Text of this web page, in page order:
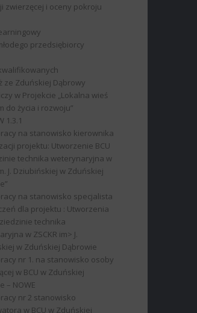
zwierzęcej i oceny pokroju
przedsiębiorcy
ze Zduńskiej Dąbrowy
w Projekcie „Lokalna wieś
do życia i rozwoju”
1.3.1
na stanowisko kierownika
projektu: Utworzenie BCU
technika weterynaryjna w
J. Dziubińskiej w Zduńskiej
na stanowisko specjalista
dla projektu : Utworzenia
technika
w ZSCKR im> J.
w Zduńskiej Dąbrowie
nr 1. na stanowisko osoby
w BCU w Zduńskiej
– NOWE
nr 2 stanowisko
w BCU w Zduńskiej